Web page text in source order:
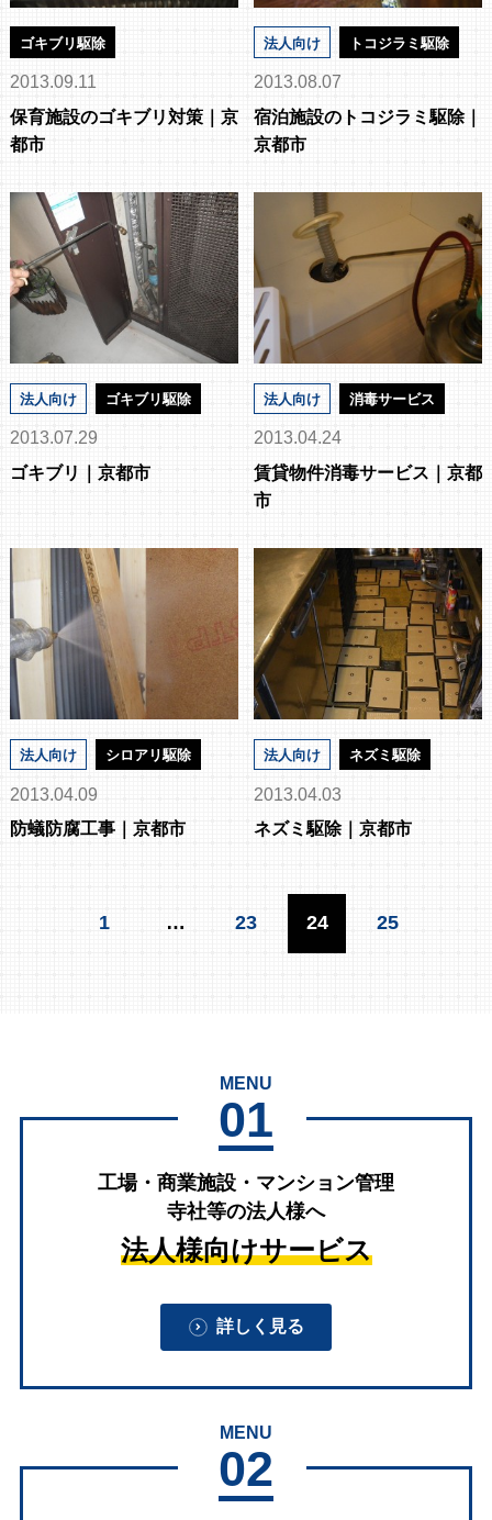
ゴキブリ駆除
2013.09.11
保育施設のゴキブリ対策｜京
都市
法人向け トコジラミ駆除
2013.08.07
宿泊施設のトコジラミ駆除｜
京都市
法人向け ゴキブリ駆除
2013.07.29
ゴキブリ｜京都市
法人向け 消毒サービス
2013.04.24
賃貸物件消毒サービス｜京都
市
法人向け シロアリ駆除
2013.04.09
防蟻防腐工事｜京都市
法人向け ネズミ駆除
2013.04.03
ネズミ駆除｜京都市
1 … 23 24 25
MENU
01
工場・商業施設・マンション管理
寺社等の法人様へ
法人様向けサービス
詳しく見る
MENU
02